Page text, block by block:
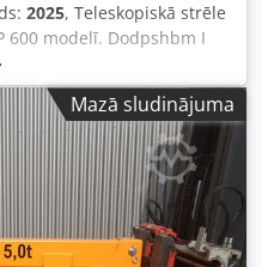
2025, Teleskopiskā strēle
600 modelī. Dodpshbm I
caurumu sloksni un
ir pieejama uz
iekrāvēja dakšām, ar
x 80 mm. Krāsojums RAL
Mazā sludinājuma